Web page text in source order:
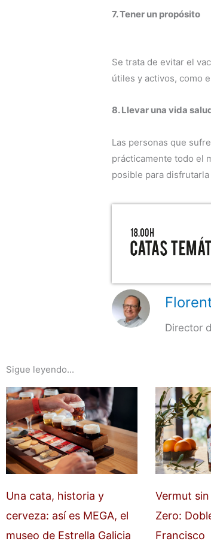
7. Tener un propósito
Se trata de evitar el
útiles y activos, como
8. Llevar una vida
Las personas que
prácticamente todo el
posible para
Director
Sigue leyendo...
Una cata, historia y
cerveza: así es MEGA, el
museo de Estrella Galicia
Vermut
Zero:
Francisco